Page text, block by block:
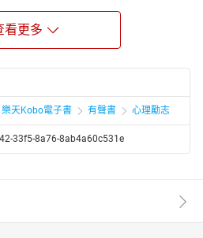
日常自我提升、生活实用的各类热门
《巴菲特最有价值的 8 条投资商律》
亮》《说话你不能不小心》《做人办
技巧和办事逻辑，适配职场与日常人
看更多
樂天Kobo電子書 有聲書 心理勵志
33f5-8a76-8ab4a60c531e